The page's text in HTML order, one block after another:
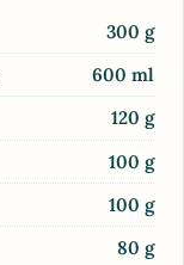
300 g
600 ml
120 g
100 g
100 g
80 g